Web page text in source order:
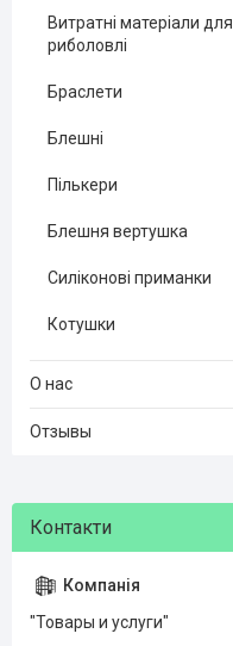
Витратні матеріали для
риболовлі
Браслети
Блешні
Пількери
Блешня вертушка
Силіконові приманки
Котушки
О нас
Отзывы
"Товары и услуги"